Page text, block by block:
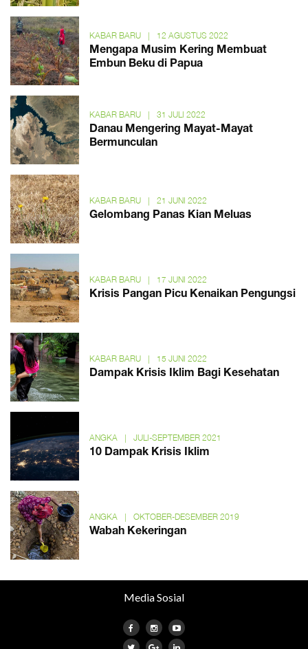
KABAR BARU | 12 AGUSTUS 2022
Mengapa Musim Kering Membuat
Embun Beku di Papua
KABAR BARU | 31 JULI 2022
Danau Mengering Mayat-Mayat
Bermunculan
KABAR BARU | 21 JUNI 2022
Gelombang Panas Kian Meluas
KABAR BARU | 17 JUNI 2022
Krisis Pangan Picu Kenaikan Pengungsi
KABAR BARU | 15 JUNI 2022
Dampak Krisis Iklim Bagi Kesehatan
ANGKA | JULI-SEPTEMBER 2021
10 Dampak Krisis Iklim
ANGKA | OKTOBER-DESEMBER 2019
Wabah Kekeringan
Media Sosial